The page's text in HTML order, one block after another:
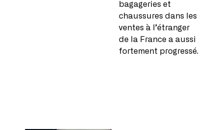
bagageries et
chaussures dans les
ventes à l’étranger
de la France a aussi
fortement progressé.